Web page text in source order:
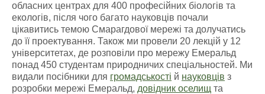
обласних центрах для 400 професійних біологів та
екологів, після чого багато науковців почали
цікавитись темою Смарагдової мережі та долучатись
до її проектування. Також ми провели 20 лекцій у 12
університетах, де розповіли про мережу Емеральд
понад 450 студентам природничих спеціальностей. Ми
видали посібники для громадськості й науковців з
розробки мережі Емеральд, довідник оселищ та